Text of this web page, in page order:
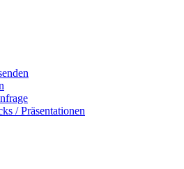
/ Präsentationen